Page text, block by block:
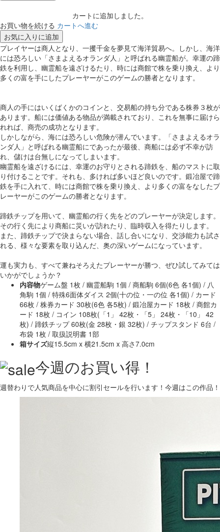
カートに追加しました。
お買い物を続ける カートへ進む
お気に入りに追加
プレイヤーは商人となり、一攫千金を夢見て海洋貿易へ。しかし、海洋
には恐ろしい「さまよえるオランダ人」と呼ばれる幽霊船が。幸運の蹄
鉄を利用し、幽霊船を遠ざけるたり、時には商館で株を乗り換え、より
多くの富を手にしたプレーヤーがこのゲームの勝者となります。
商人の手にはいくばくかのコインと、交易船の持ち分である株券３枚が
あります。船には価値ある物品が満載されており、これを無事に届けら
れれば、商売の成功となります。
しかしながら、海には恐ろしい危険が潜んでいます。「さまよえるオラ
ンダ人」と呼ばれる幽霊船にであったが最後、商船には必ず不幸が訪
れ、儲けは台無しになってしまいます。
幽霊船を遠ざけるには、幸運のお守りとされる蹄鉄を、船のマストに取
り付けることです。それも、多ければ多いほど良いのです。鍛冶屋で蹄
鉄を手に入れて、時には商館で株を乗り換え、より多くの富をなしたプ
レーヤーがこのゲームの勝者となります。
蹄鉄チップを用いて、幽霊船の行く先をどのプレーヤーが決定します。
その行く先により商船に災いが訪れたり、臨時収入を得たりします。
また、蹄鉄チップで決まらない場合、話し合いになり、交渉能力も試さ
れる、様々な要素を取り込んだ、奥の深いゲームになっています。
運も実力も、すべて兼ねそろえたプレーヤーが勝つ、ぜひ試してみては
いかがでしょうか？
内容物ゲーム盤 1枚 / 幽霊船駒 1個 / 商船駒 6個(6色 各1個) / 八
角駒 1個 / 特殊6面体ダイス 2個(十の位・一の位 各1個) / カード
66枚 / 株券カード 30枚(6色 各5枚) / 鍛冶屋カード 18枚 / 商館カ
ード 18枚 / コイン 108枚(「1」 42枚・「5」 24枚・「10」 42
枚) / 蹄鉄チップ 60枚(金 28枚・銀 32枚) / チップスタンド 6台 /
布袋 1枚 / 取扱説明書 1部
箱サイズ縦15.5cm x 横21.5cm x 高さ7.0cm
今週のお買い得！
週替わりで人気商品を中心に割引セールを行います！今週はこの作品！